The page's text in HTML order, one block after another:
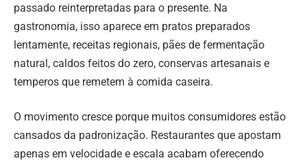
passado reinterpretadas para o presente. Na
gastronomia, isso aparece em pratos preparados
lentamente, receitas regionais, pães de fermentação
natural, caldos feitos do zero, conservas artesanais e
temperos que remetem à comida caseira.
O movimento cresce porque muitos consumidores estão
cansados da padronização. Restaurantes que apostam
apenas em velocidade e escala acabam oferecendo